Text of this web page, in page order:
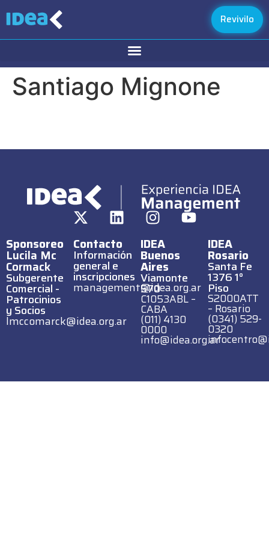
Revivilo
Santiago Mignone
Sponsoreo
Lucila Mc
Cormack
Subgerente
Comercial -
Patrocinios
y Socios
lmccomarck@idea.org.ar
Contacto
Información
general e
inscripciones
management@idea.org.ar
IDEA
Buenos
Aires
Viamonte
570
C1053ABL –
CABA
(011) 4130
0000
info@idea.org.ar
IDEA
Rosario
Santa Fe
1376 1°
Piso
S2000ATT
– Rosario
(0341) 529-
0320